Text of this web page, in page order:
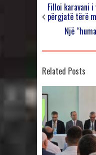
Filloi karavani
përgjatë tërë
Një
Related Posts